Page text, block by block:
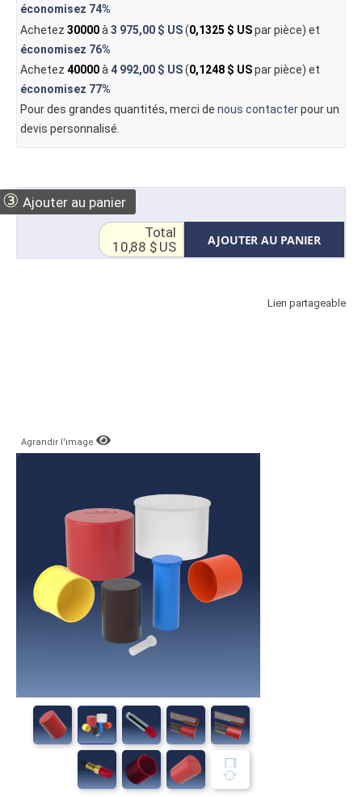
économisez 74%
Achetez 30000à 3 975,00 $ US(0,1325 $ USpar pièce) et
économisez 76%
Achetez 40000à 4 992,00 $ US(0,1248 $ USpar pièce) et
économisez 77%
Pour des grandes quantités, merci de nous contacterpour un
devis personnalisé.
③ Ajouter au panier
AJOUTER AU PANIER
Total
10,88 $ US
Lien partageable
Agrandir l'image